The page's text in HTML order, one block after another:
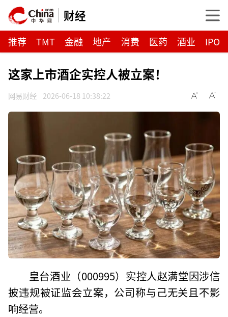
财经
推荐 TMT 金融 地产 消费 医药 酒业 IPO
这家上市酒企实控人被立案！
网易财经 2026-06-18 10:38:22
皇台酒业（000995）实控人赵满堂因涉信
披违规被证监会立案，公司称与己无关且不影
响经营。